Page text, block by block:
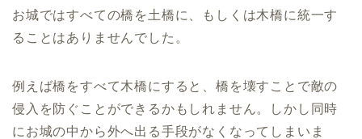
お城ではすべての橋を土橋に、もしくは木橋に統一す
ることはありませんでした。
例えば橋をすべて木橋にすると、橋を壊すことで敵の
侵入を防ぐことができるかもしれません。しかし同時
にお城の中から外へ出る手段がなくなってしまいま